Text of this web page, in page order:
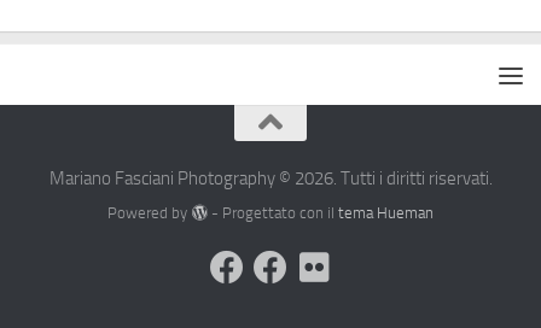
Mariano Fasciani Photography © 2026. Tutti i diritti riservati.
Powered by - Progettato con il tema Hueman